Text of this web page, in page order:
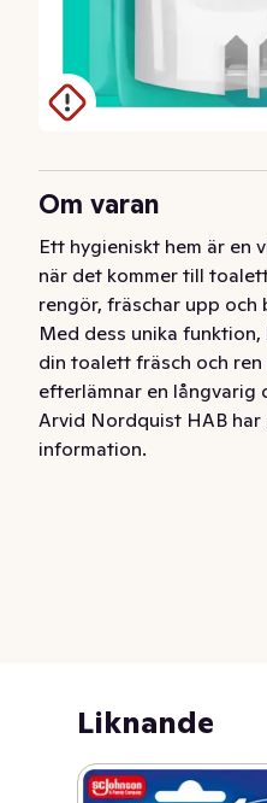
Om varan
Ett hygieniskt hem är en
när det kommer till
rengör, fräschar upp och
Med dess unika
din toalett fräsch och
efterlämnar en långvarig
Arvid Nordquist HAB
information.
Liknande